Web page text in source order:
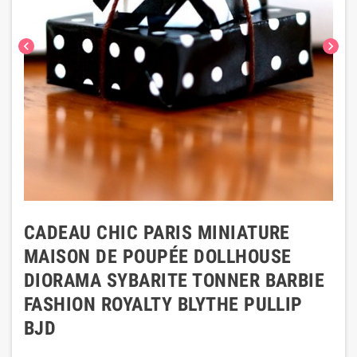
chevron_left chevron_right
CADEAU CHIC PARIS MINIATURE
MAISON DE POUPÉE DOLLHOUSE
DIORAMA SYBARITE TONNER BARBIE
FASHION ROYALTY BLYTHE PULLIP
BJD